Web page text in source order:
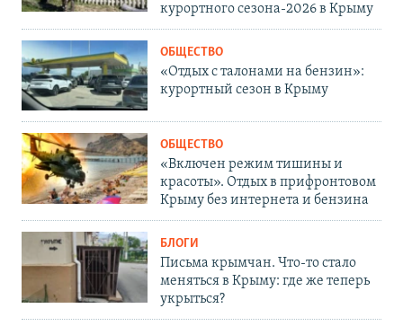
курортного сезона-2026 в Крыму
ОБЩЕСТВО
«Отдых с талонами на бензин»:
курортный сезон в Крыму
ОБЩЕСТВО
«Включен режим тишины и
красоты». Отдых в прифронтовом
Крыму без интернета и бензина
БЛОГИ
Письма крымчан. Что-то стало
меняться в Крыму: где же теперь
укрыться?